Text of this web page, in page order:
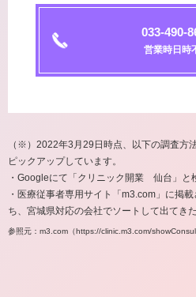
033-490-
営業時日時
（※）2022年3月29日時点、以下の調査方
ピックアップしています。
・Googleにて「クリニック開業 仙台」と
・医療従事者専用サイト「m3.com」に掲
ち、宮城県対応の会社でソートして出てき
参照元：m3.com（https://clinic.m3.com/